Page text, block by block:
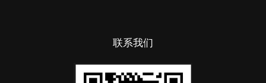
联系我们